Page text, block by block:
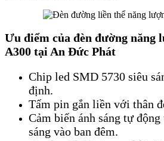
Ưu điểm của đèn đường năng
A300 tại An Đức Phát
Chip led SMD 5730 siêu
định.
Tấm pin gắn liền với thân
Cảm biến ánh sáng tự động
sáng vào ban đêm.